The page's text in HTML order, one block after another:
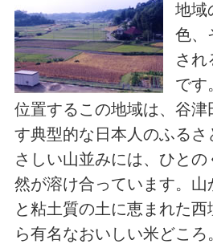
地域
色、
され
です
位置するこの地域は、谷津
す典型的な日本人のふるさ
さしい山並みには、ひとの
然が溶け合っています。山
と粘土質の土に恵まれた
ら有名なおいしい米どこ